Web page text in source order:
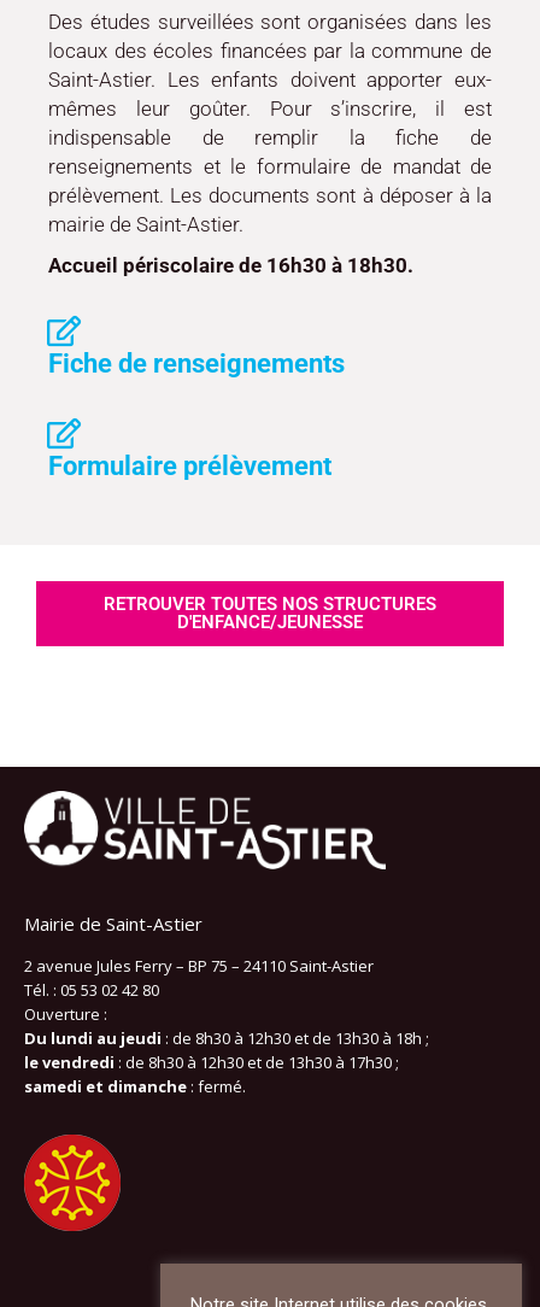
Des études surveillées sont organisées dans les
locaux des écoles financées par la commune de
Saint-Astier. Les enfants doivent apporter eux-
mêmes leur goûter. Pour s’inscrire, il est
indispensable de remplir la fiche de
renseignements et le formulaire de mandat de
prélèvement. Les documents sont à déposer à la
mairie de Saint-Astier.
Accueil périscolaire de 16h30 à 18h30.
Fiche de renseignements
Formulaire prélèvement
RETROUVER TOUTES NOS STRUCTURES
D'ENFANCE/JEUNESSE
Mairie de Saint-Astier
2 avenue Jules Ferry – BP 75 – 24110 Saint-Astier
Tél. : 05 53 02 42 80
Ouverture :
Du lundi au jeudi : de 8h30 à 12h30 et de 13h30 à 18h ;
le vendredi : de 8h30 à 12h30 et de 13h30 à 17h30 ;
samedi et dimanche : fermé.